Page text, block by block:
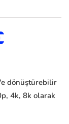
dönüştürebilir
4k, 8k olarak